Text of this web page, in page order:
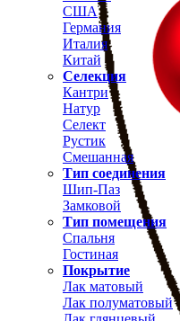
США
Германия
Италия
Китай
Селекция
Кантри
Натур
Селект
Рустик
Смешанная
Тип соединения
Шип-Паз
Замковой
Тип помещения
Спальня
Гостиная
Покрытие
Лак матовый
Лак полуматовый